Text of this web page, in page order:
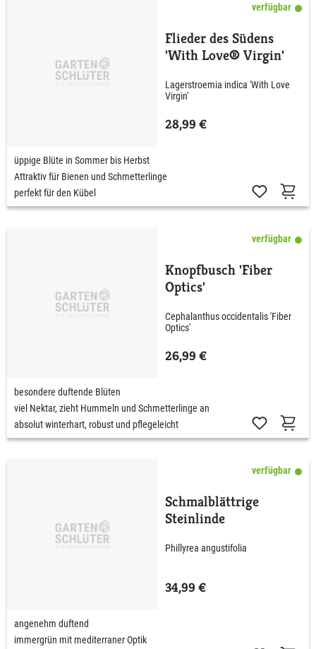
verfügbar
Flieder des Südens
'With Love® Virgin'
Lagerstroemia indica 'With Love
Virgin'
28,99 €
üppige Blüte in Sommer bis Herbst
Attraktiv für Bienen und Schmetterlinge
perfekt für den Kübel
verfügbar
Knopfbusch 'Fiber
Optics'
Cephalanthus occidentalis 'Fiber
Optics'
26,99 €
besondere duftende Blüten
viel Nektar, zieht Hummeln und Schmetterlinge an
absolut winterhart, robust und pflegeleicht
verfügbar
Schmalblättrige
Steinlinde
Phillyrea angustifolia
34,99 €
angenehm duftend
immergrün mit mediterraner Optik